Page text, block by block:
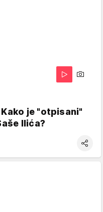
je "otpisani"
Ilića?